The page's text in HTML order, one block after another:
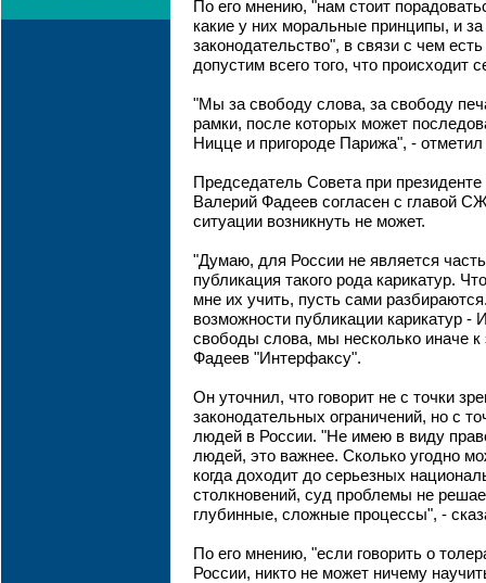
По его мнению, "нам стоит
какие у них моральные принципы, и за
законодательство", в связи с чем
допустим всего того, что происходит
"Мы за свободу слова, за свободу
рамки, после которых может
Ницце и пригороде Парижа", -
Председатель Совета при
Валерий Фадеев согласен с главой
ситуации возникнуть не может.
"Думаю, для России не является
публикация такого рода карикатур.
мне их учить, пусть сами
возможности публикации карикатур -
свободы слова, мы несколько иначе к
Фадеев "Интерфаксу".
Он уточнил, что говорит не с точки
законодательных ограничений, но с
людей в России. "Не имею в виду
людей, это важнее. Сколько угодно
когда доходит до серьезных
столкновений, суд проблемы не
глубинные, сложные процессы", -
По его мнению, "если говорить о
России, никто не может ничему